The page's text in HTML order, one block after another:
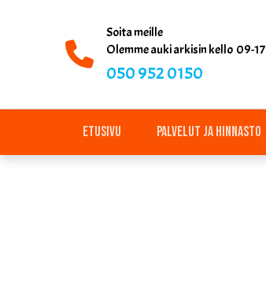
Soita meille
Olemme auki arkisin kello 09-17
050 952 0150
Etusivu Palvelut ja hinnasto